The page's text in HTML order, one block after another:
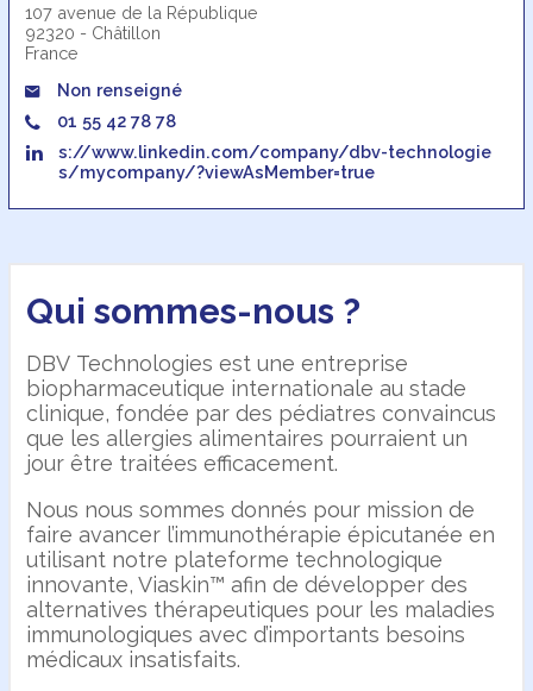
107 avenue de la République
92320 - Châtillon
France
Non renseigné
01 55 42 78 78
s://www.linkedin.com/company/dbv-technologie
s/mycompany/?viewAsMember=true
Qui sommes-nous ?
DBV Technologies est une entreprise
biopharmaceutique internationale au stade
clinique, fondée par des pédiatres convaincus
que les allergies alimentaires pourraient un
jour être traitées efficacement.
Nous nous sommes donnés pour mission de
faire avancer l’immunothérapie épicutanée en
utilisant notre plateforme technologique
innovante, Viaskin™ afin de développer des
alternatives thérapeutiques pour les maladies
immunologiques avec d’importants besoins
médicaux insatisfaits.